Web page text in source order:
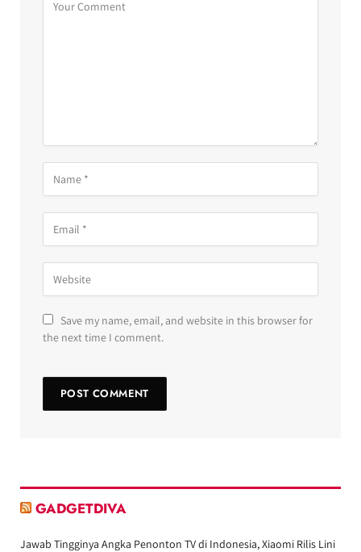
Save my name, email, and website in this browser for
the next time I comment.
GADGETDIVA
Jawab Tingginya Angka Penonton TV di Indonesia, Xiaomi Rilis Lini